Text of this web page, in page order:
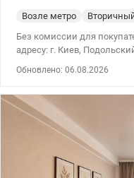
Возле метро
Без комиссии для
адресу: г. Киев,
проекта. В квартире
Установлены
сушильная машины. На
и обеденная зона.
отлично подойдёт как
инвестиции под
хорошо развитой
Обновлено: 06.08.2026